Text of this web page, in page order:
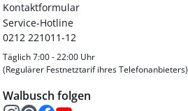
Kontaktformular
Service-Hotline
0212 221011-12
Täglich 7:00 - 22:00 Uhr
(Regulärer Festnetztarif ihres Telefonanbieters)
Walbusch folgen